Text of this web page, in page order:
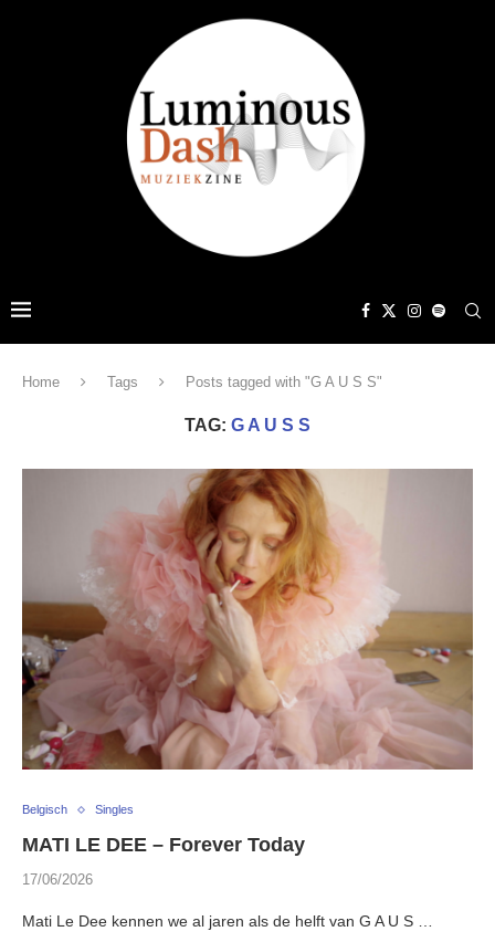
Home Tags Posts tagged with "G A U S S"
TAG: G A U S S
Belgisch Singles
MATI LE DEE – Forever Today
17/06/2026
Mati Le Dee kennen we al jaren als de helft van G A U S …